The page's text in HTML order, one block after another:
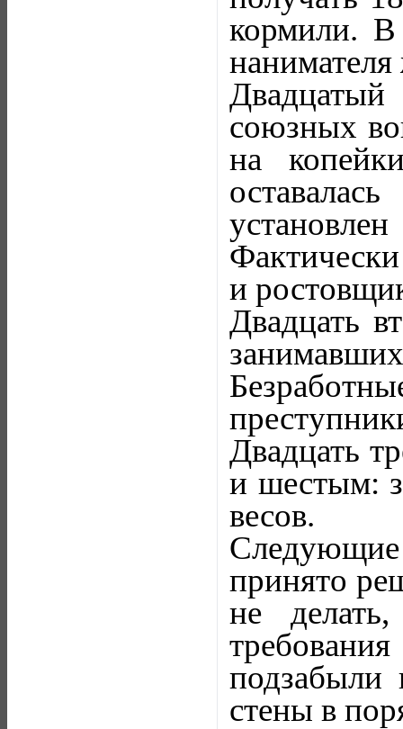
кормили. В
союзных
на
и
Двадцать
Двадцать
и шестым:
весов.
Следующие
принято
не
подзабыли
стены в